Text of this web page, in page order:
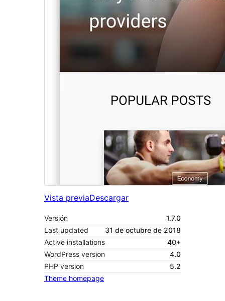
Vista previaDescargar
Versión
1.7.0
Last updated
31 de octubre de 2018
Active installations
40+
WordPress version
4.0
PHP version
5.2
Theme homepage